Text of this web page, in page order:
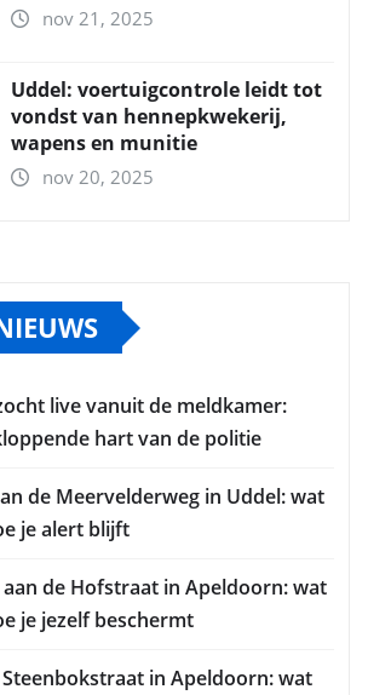
nov 21, 2025
Uddel: voertuigcontrole leidt tot
vondst van hennepkwekerij,
wapens en munitie
nov 20, 2025
live vanuit de meldkamer:
hart van de politie
de Meervelderweg in Uddel: wat
je alert blijft
aan de Hofstraat in Apeldoorn: wat
je jezelf beschermt
in Apeldoorn: wat